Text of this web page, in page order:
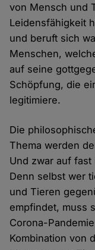
von Mensch und
Leidensfähigkeit
und beruft sich
Menschen,
auf seine
Schöpfung, die
legitimiere.
Die
Thema werden
Und zwar auf
Denn selbst wer
und Tieren
empfindet, muss
Corona-
Kombination von